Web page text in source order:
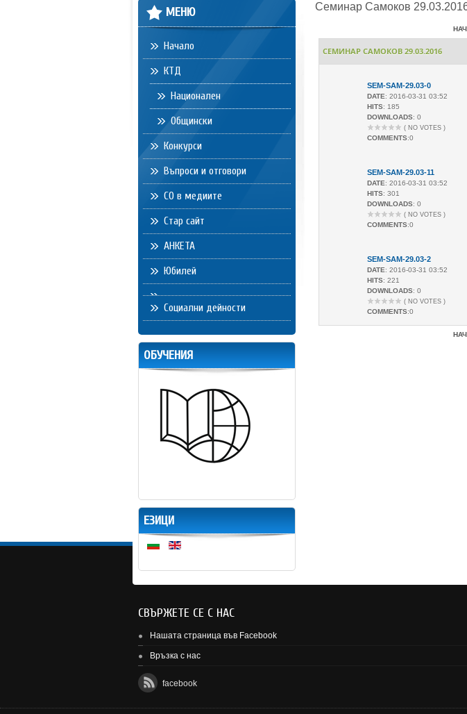
Семинар Самоков
СЕМИНАР САМОКОВ 29.03.2016
SEM-SAM-29.03-0
DATE: 2016-03-31 03:52
HITS: 185
DOWNLOADS: 0
( NO VOTES )
COMMENTS:0
SEM-SAM-29.03-11
DATE: 2016-03-31 03:52
HITS: 301
DOWNLOADS: 0
( NO VOTES )
COMMENTS:0
SEM-SAM-29.03-2
DATE: 2016-03-31 03:52
HITS: 221
DOWNLOADS: 0
( NO VOTES )
COMMENTS:0
МЕНЮ
Начало
КТД
Национален
Общински
Конкурси
Въпроси и отговори
СО в медиите
Стар сайт
АНКЕТА
Юбилей
Социални дейности
ОБУЧЕНИЯ
ЕЗИЦИ
СВЪРЖЕТЕ СЕ С НАС
Нашата страница във Facebook
Връзка с нас
facebook